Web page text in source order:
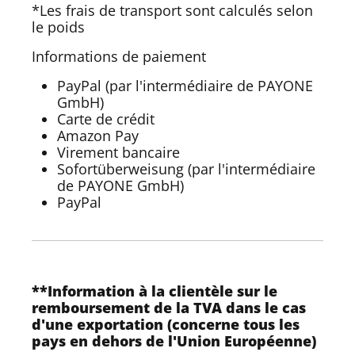
*Les frais de transport sont calculés selon
le poids
Informations de paiement
PayPal (par l'intermédiaire de PAYONE
GmbH)
Carte de crédit
Amazon Pay
Virement bancaire
Sofortüberweisung (par l'intermédiaire
de PAYONE GmbH)
PayPal
**Information à la clientèle sur le
remboursement de la TVA dans le cas
d'une exportation (concerne tous les
pays en dehors de l'Union Européenne)